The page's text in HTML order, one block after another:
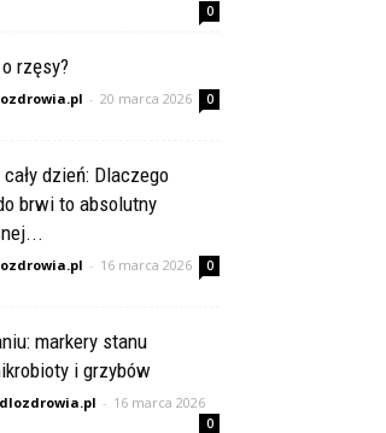
0
rzęsy?
- 20 marca 2026 0
dzień: Dlaczego
brwi to absolutny
- 16 marca 2026 0
markery stanu
i grzybów
- 16 marca 2026
0